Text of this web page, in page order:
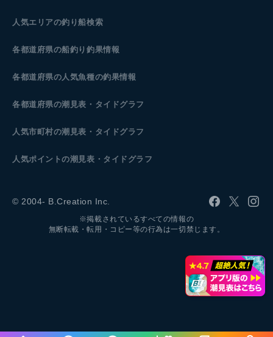
人気エリアの釣り船検索
各都道府県の船釣り釣果情報
各都道府県の人気魚種の釣果情報
各都道府県の潮見表 ・タイドグラフ
人気市町村の潮見表・タイドグラフ
人気ポイントの潮見表・タイドグラフ
© 2004- B.Creation Inc.
※掲載されているすべての情報の
無断転載・転用・コピー等の行為は一切禁じます。